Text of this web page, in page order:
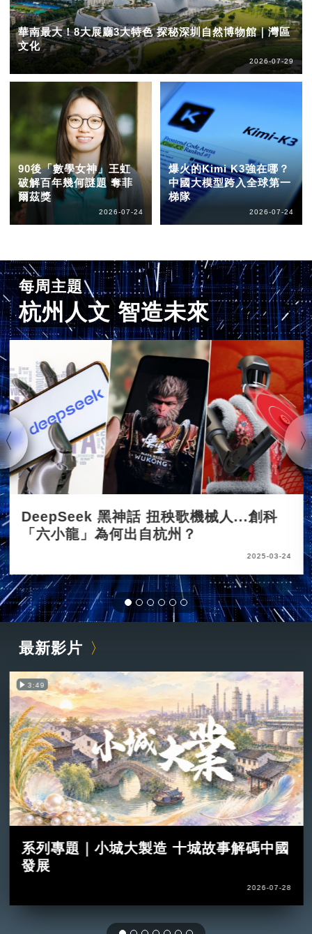
華南最大！8大展廳3大特色 探秘深圳自然博物館｜灣區
文化
2026-07-29
90後「數學女神」王虹
破解百年幾何謎題 奪菲
爾茲獎
2026-07-24
爆火的Kimi K3強在哪？
中國大模型跨入全球第一
梯隊
2026-07-24
每周主題
杭州人文 智造未來
DeepSeek 黑神話 扭秧歌機械人...創科
「六小龍」為何出自杭州？
2025-03-24
最新影片
3:49
系列專題｜小城大製造 十城故事解碼中國
發展
2026-07-28